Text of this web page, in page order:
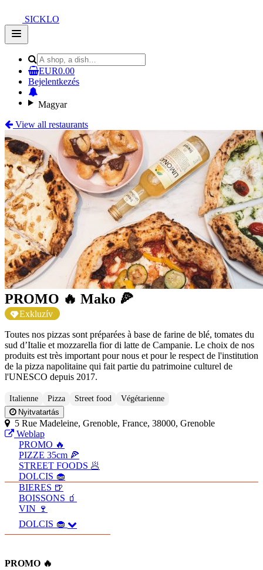
SICKLO
Open
main
EUR0.00
Bejelentkezés
Magyar
View all restaurants
PROMO 🔥 Mako 🍕
Exkluzív
Toutes nos pizzas sont préparées à base de farine de blé, tomates du
sud d’Italie et mozzarella fior di latte de Campanie. Le choix de nos
produits est très important pour nous et pour le respect de l'institution
de la pizza napolitaine qui fait partie du patrimoine culturel de
l'UNESCO depuis 2017.
Italienne Pizza Street food
Végétarienne
Nyitvatartás
5 Rue Madeleine, Grenoble, France, 38000, Grenoble
Weblap
PROMO 🔥
PIZZE 35cm 🍕
STREET FOODS 🥟
DOLCIS 🧁
BIERES 🍺
BOISSONS 🧃
VIN 🍷
DOLCIS 🧁
PROMO 🔥